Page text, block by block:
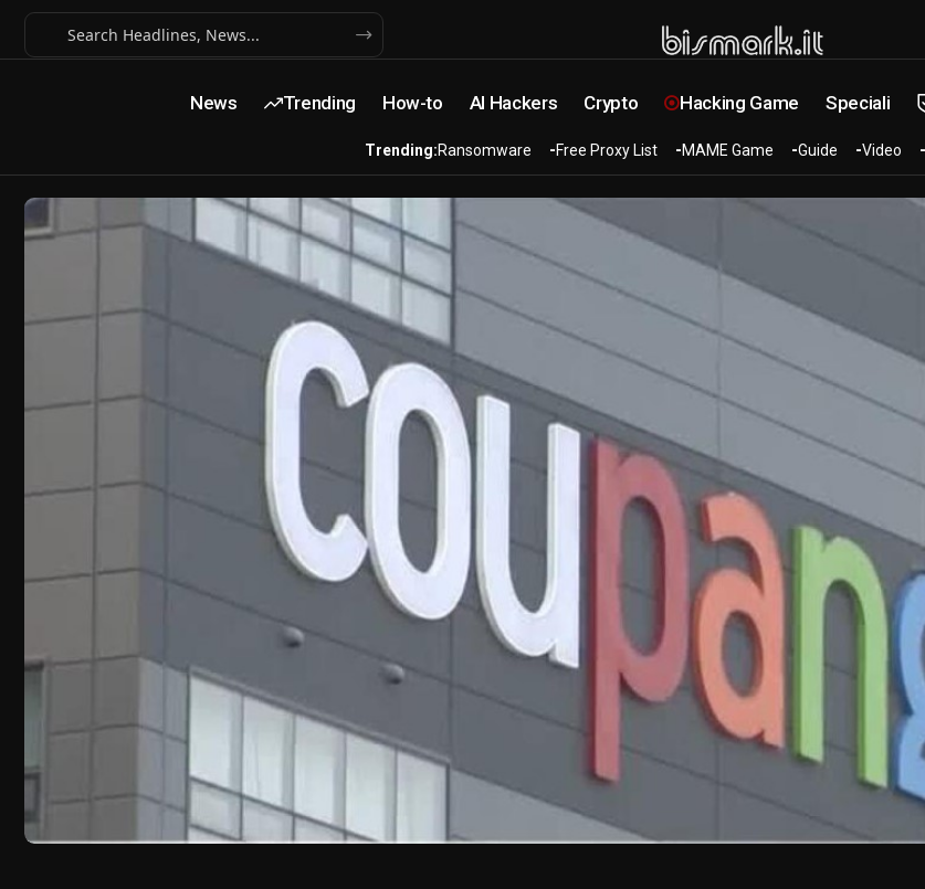
News Trending How-to AI Hackers Crypto Hacking Game Speciali
Trending:Ransomware Free Proxy List MAME Game Guide Video